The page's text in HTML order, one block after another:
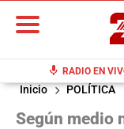
mic RADIO EN
Inicio POLÍTICA
Según medio